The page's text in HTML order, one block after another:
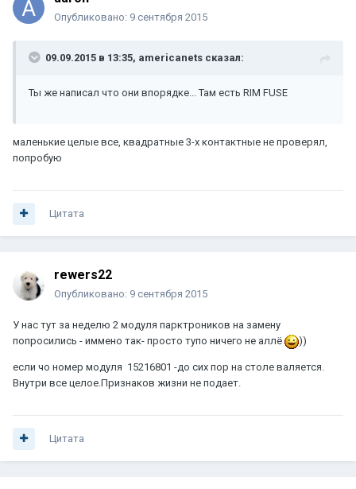
Опубликовано: 9 сентября 2015
09.09.2015 в 13:35, americanets сказал:
Ты же написал что они впорядке... Там есть RIM FUSE
маленькие целые все, квадратные 3-х контактные не проверял,
попробую
Цитата
rewers22
Опубликовано: 9 сентября 2015
У нас тут за неделю 2 модуля парктроников на замену
попросились - иммено так- просто тупо ничего не аллё
))
если чо номер модуля 15216801 -до сих пор на столе валяется.
Внутри все целое.Признаков жизни не подает.
Цитата